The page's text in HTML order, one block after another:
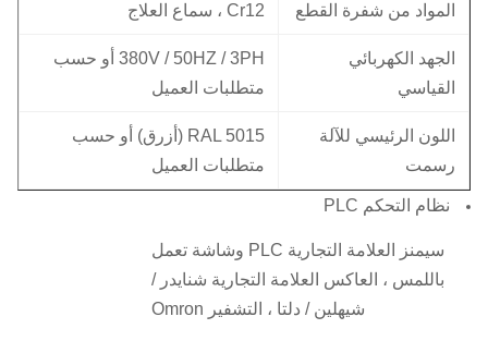
المواد من شفرة القطع Cr12 ، سماع العلاج
الجهد الكهربائي
القياسي
380V / 50HZ / 3PH أو حسب
متطلبات العميل
اللون الرئيسي للآلة
رسمت
RAL 5015 (أزرق) أو حسب
متطلبات العميل
نظام التحكم PLC
سيمنز العلامة التجارية PLC وشاشة تعمل
باللمس ، العاكس العلامة التجارية شنايدر /
شيهلين / دلتا ، التشفير Omron